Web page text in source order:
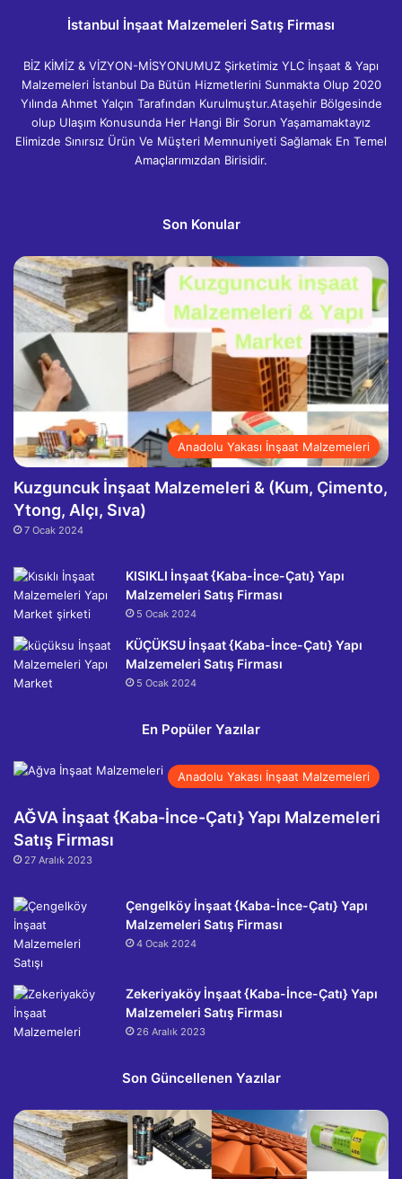
İstanbul İnşaat Malzemeleri Satış Firması
BİZ KİMİZ & VİZYON-MİSYONUMUZ Şirketimiz YLC İnşaat & Yapı
Malzemeleri İstanbul Da Bütün Hizmetlerini Sunmakta Olup 2020
Yılında Ahmet Yalçın Tarafından Kurulmuştur.Ataşehir Bölgesinde
olup Ulaşım Konusunda Her Hangi Bir Sorun Yaşamamaktayız
Elimizde Sınırsız Ürün Ve Müşteri Memnuniyeti Sağlamak En Temel
Amaçlarımızdan Birisidir.
Son Konular
Anadolu Yakası İnşaat Malzemeleri
Kuzguncuk İnşaat Malzemeleri & (Kum, Çimento,
Ytong, Alçı, Sıva)
7 Ocak 2024
KISIKLI İnşaat {Kaba-İnce-Çatı} Yapı
Malzemeleri Satış Firması
5 Ocak 2024
KÜÇÜKSU İnşaat {Kaba-İnce-Çatı} Yapı
Malzemeleri Satış Firması
5 Ocak 2024
En Popüler Yazılar
Anadolu Yakası İnşaat Malzemeleri
AĞVA İnşaat {Kaba-İnce-Çatı} Yapı Malzemeleri
Satış Firması
27 Aralık 2023
Çengelköy İnşaat {Kaba-İnce-Çatı} Yapı
Malzemeleri Satış Firması
4 Ocak 2024
Zekeriyaköy İnşaat {Kaba-İnce-Çatı} Yapı
Malzemeleri Satış Firması
26 Aralık 2023
Son Güncellenen Yazılar